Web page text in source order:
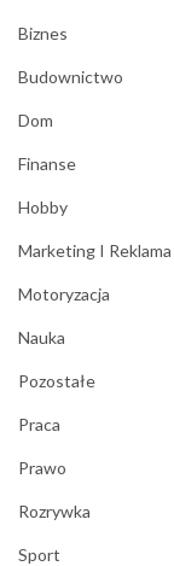
Biznes
Budownictwo
Dom
Finanse
Hobby
Marketing I Reklama
Motoryzacja
Nauka
Pozostałe
Praca
Prawo
Rozrywka
Sport